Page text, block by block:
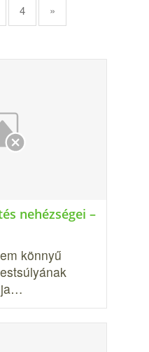
4 »
nehézségei –
könnyű